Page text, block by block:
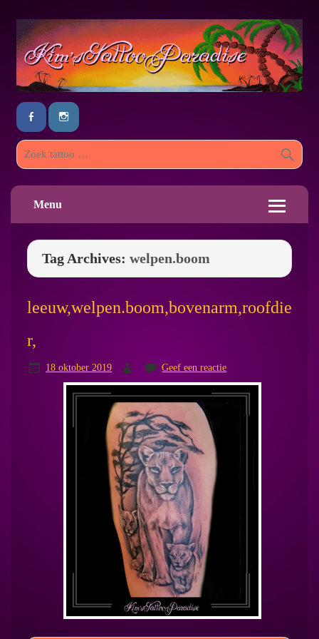
Menu
Tag Archives: welpen.boom
leeuw,welpen.boom,bovenarm,roofdie
r,
18 oktober 2019 Geef een reactie